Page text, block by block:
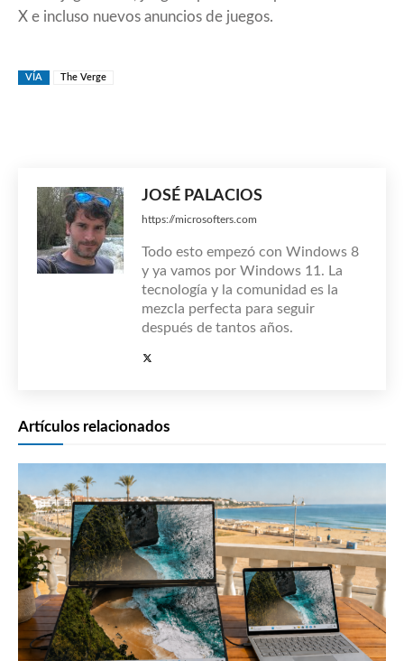
X e incluso nuevos anuncios de juegos.
VÍA The Verge
JOSÉ PALACIOS
https://microsofters.com
Todo esto empezó con Windows 8
y ya vamos por Windows 11. La
tecnología y la comunidad es la
mezcla perfecta para seguir
después de tantos años.
Artículos relacionados